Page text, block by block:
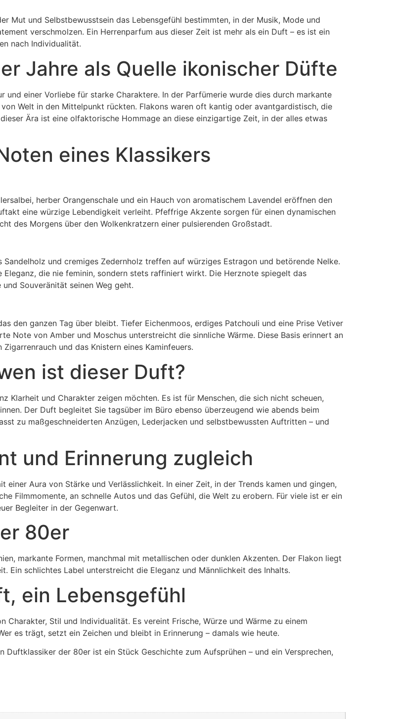
Mut und Selbstbewusstsein das Lebensgefühl bestimmten, in der Musik, Mode und
verschmolzen. Ein Herrenparfum aus dieser Zeit ist mehr als ein Duft – es ist ein
nach Individualität.
Jahre als Quelle ikonischer Düfte
und einer Vorliebe für starke Charaktere. In der Parfümerie wurde dies durch markante
Welt in den Mittelpunkt rückten. Flakons waren oft kantig oder avantgardistisch, die
Ära ist eine olfaktorische Hommage an diese einzigartige Zeit, in der alles etwas
eines Klassikers
herber Orangenschale und ein Hauch von aromatischem Lavendel eröffnen den
eine würzige Lebendigkeit verleiht. Pfeffrige Akzente sorgen für einen dynamischen
des Morgens über den Wolkenkratzern einer pulsierenden Großstadt.
und cremiges Zedernholz treffen auf würziges Estragon und betörende Nelke.
die nie feminin, sondern stets raffiniert wirkt. Die Herznote spiegelt das
Souveränität seinen Weg geht.
den ganzen Tag über bleibt. Tiefer Eichenmoos, erdiges Patchouli und eine Prise Vetiver
Note von Amber und Moschus unterstreicht die sinnliche Wärme. Diese Basis erinnert an
und das Knistern eines Kaminfeuers.
ist dieser Duft?
Klarheit und Charakter zeigen möchten. Es ist für Menschen, die sich nicht scheuen,
Der Duft begleitet Sie tagsüber im Büro ebenso überzeugend wie abends beim
zu maßgeschneiderten Anzügen, Lederjacken und selbstbewussten Auftritten – und
und Erinnerung zugleich
einer Aura von Stärke und Verlässlichkeit. In einer Zeit, in der Trends kamen und gingen,
Filmmomente, an schnelle Autos und das Gefühl, die Welt zu erobern. Für viele ist er ein
Begleiter in der Gegenwart.
80er
markante Formen, manchmal mit metallischen oder dunklen Akzenten. Der Flakon liegt
Ein schlichtes Label unterstreicht die Eleganz und Männlichkeit des Inhalts.
ein Lebensgefühl
Stil und Individualität. Es vereint Frische, Würze und Wärme zu einem
es trägt, setzt ein Zeichen und bleibt in Erinnerung – damals wie heute.
der 80er ist ein Stück Geschichte zum Aufsprühen – und ein Versprechen,